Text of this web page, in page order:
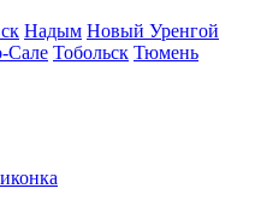
Надым Новый Уренгой
Сале Тобольск Тюмень